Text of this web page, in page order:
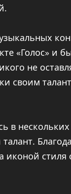
«Голос» и
не
своим
в
иконой